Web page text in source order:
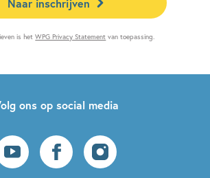
Naar inschrijven
is hetWPG Privacy Statement van toepassing.
ons op social media